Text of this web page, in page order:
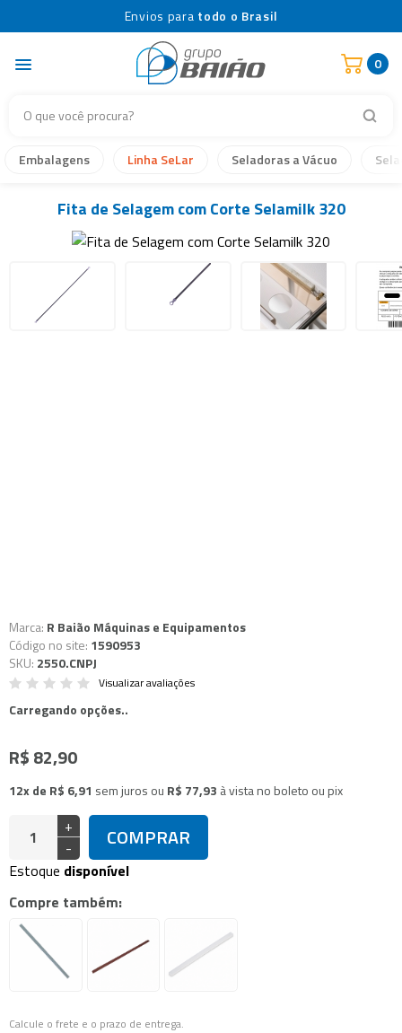
Envios para todo o Brasil
0
Embalagens Linha SeLar Seladoras a Vácuo
Fita de Selagem com Corte Selamilk 320
Marca: R Baião Máquinas e Equipamentos
Código no site: 1590953
SKU: 2550.CNPJ
Visualizar avaliações
Carregando opções..
R$ 82,90
12x de R$ 6,91 sem juros ou R$ 77,93 à vista no boleto ou pix
+
-
COMPRAR
Estoque disponível
Compre também:
Calcule o frete e o prazo de entrega.